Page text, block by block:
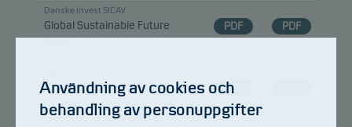
Danske Invest SICAV
Global Sustainable Future
Class A
PDF PDF
Global Sustainable Future
Class A-sek
PDF
Användning av cookies och
behandling av personuppgifter